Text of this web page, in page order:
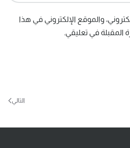
والموقع الإلكتروني في هذا
المقبلة في تعليقي.
التالي